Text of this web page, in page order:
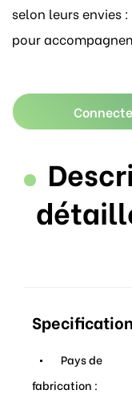
selon leurs envies
pour
Pays de
fabrication :